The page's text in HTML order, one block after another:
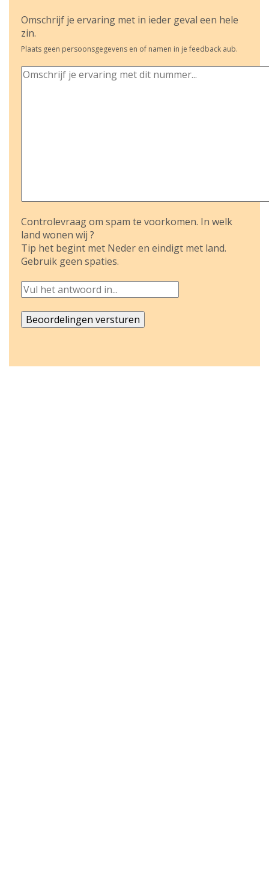
Omschrijf je ervaring met in ieder geval een hele
zin.
Plaats geen persoonsgegevens en of namen in je feedback aub.
Controlevraag om spam te voorkomen. In welk
land wonen wij ?
Tip het begint met Neder en eindigt met land.
Gebruik geen spaties.